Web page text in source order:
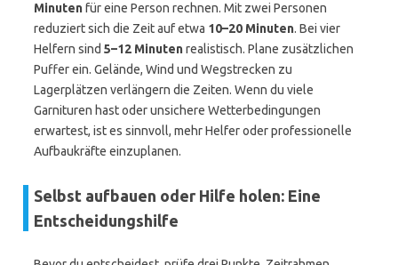
Minutenfür eine Person rechnen. Mit zwei Personen
reduziert sich die Zeit auf etwa 10–20 Minuten. Bei vier
Helfern sind 5–12 Minutenrealistisch. Plane zusätzlichen
Puffer ein. Gelände, Wind und Wegstrecken zu
Lagerplätzen verlängern die Zeiten. Wenn du viele
Garnituren hast oder unsichere Wetterbedingungen
erwartest, ist es sinnvoll, mehr Helfer oder professionelle
Aufbaukräfte einzuplanen.
Selbst aufbauen oder Hilfe holen: Eine
Entscheidungshilfe